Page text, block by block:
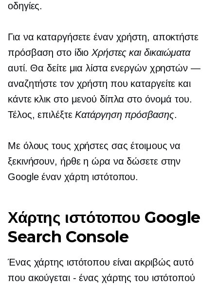
οδηγίες.
Για να καταργήσετε έναν χρήστη, αποκτήστε
πρόσβαση στο ίδιοΧρήστες και δικαιώματα
αυτί. Θα δείτε μια λίστα ενεργών χρηστών —
αναζητήστε τον χρήστη που καταργείτε και
κάντε κλικ στο μενού δίπλα στο όνομά του.
Τέλος, επιλέξτεΚατάργηση πρόσβασης.
Με όλους τους χρήστες σας έτοιμους να
ξεκινήσουν, ήρθε η ώρα να δώσετε στην
Google έναν χάρτη ιστότοπου.
Χάρτης ιστότοπου Google
Search Console
Ένας χάρτης ιστότοπου είναι ακριβώς αυτό
που ακούγεται - ένας χάρτης του ιστότοπού